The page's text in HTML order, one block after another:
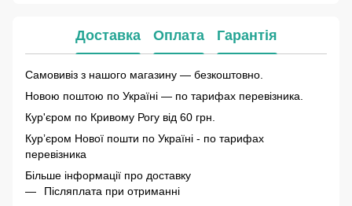
Доставка Оплата Гарантія
Самовивіз з нашого магазину — безкоштовно.
Новою поштою по Україні — по тарифах перевізника.
Кур'єром по Кривому Рогу від 60 грн.
Курʼєром Нової пошти по Україні - по тарифах
перевізника
Більше інформації про доставку
Післяплата при отриманні